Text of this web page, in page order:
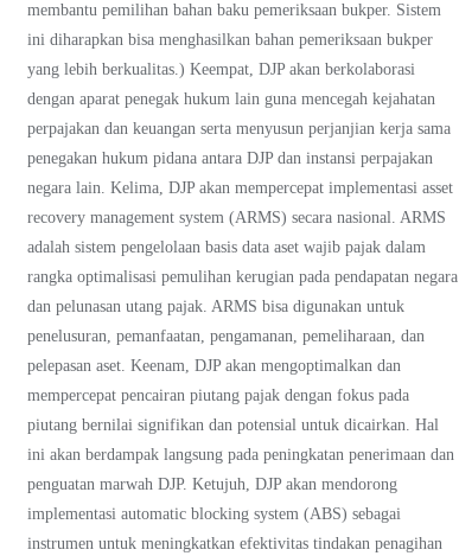
membantu pemilihan bahan baku pemeriksaan bukper. Sistem
ini diharapkan bisa menghasilkan bahan pemeriksaan bukper
yang lebih berkualitas.) Keempat, DJP akan berkolaborasi
dengan aparat penegak hukum lain guna mencegah kejahatan
perpajakan dan keuangan serta menyusun perjanjian kerja sama
penegakan hukum pidana antara DJP dan instansi perpajakan
negara lain. Kelima, DJP akan mempercepat implementasi asset
recovery management system (ARMS) secara nasional. ARMS
adalah sistem pengelolaan basis data aset wajib pajak dalam
rangka optimalisasi pemulihan kerugian pada pendapatan negara
dan pelunasan utang pajak. ARMS bisa digunakan untuk
penelusuran, pemanfaatan, pengamanan, pemeliharaan, dan
pelepasan aset. Keenam, DJP akan mengoptimalkan dan
mempercepat pencairan piutang pajak dengan fokus pada
piutang bernilai signifikan dan potensial untuk dicairkan. Hal
ini akan berdampak langsung pada peningkatan penerimaan dan
penguatan marwah DJP. Ketujuh, DJP akan mendorong
implementasi automatic blocking system (ABS) sebagai
instrumen untuk meningkatkan efektivitas tindakan penagihan